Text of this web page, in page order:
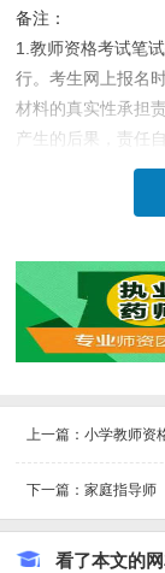
备注：
1.教师资格考试笔
行。考生网上报名
材料的真实性承担
产生的后果，责任自
2.被撤销教师资格
利，或故意犯罪受
间安排，免费咨询
上一篇：小学教师资
下一篇：家庭指导师
看了本文的